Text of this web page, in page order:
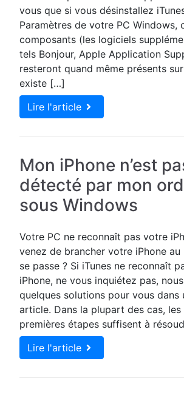
vous que si vous désinstallez
Paramètres de votre PC Windows,
composants (les logiciels
tels Bonjour, Apple Application
resteront quand même présents
existe […]
Lire l'article
Mon iPhone n’est
détecté par mon
sous Windows
Votre PC ne reconnaît pas votre
venez de brancher votre iPhone
se passe ? Si iTunes ne reconnaît
iPhone, ne vous inquiétez pas,
quelques solutions pour vous dans
article. Dans la plupart des cas, les
premières étapes suffisent à
Lire l'article